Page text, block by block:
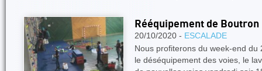
Rééquipement de Boutron
20/10/2020 - ESCALADE
Nous profiterons du week-end
le déséquipement des voies, le